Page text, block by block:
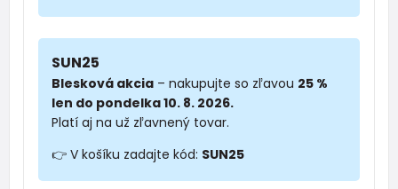
SUN25
Blesková akcia – nakupujte so zľavou 25 %
len do pondelka 10. 8. 2026.
Platí aj na už zľavnený tovar.
👉 V košíku zadajte kód: SUN25